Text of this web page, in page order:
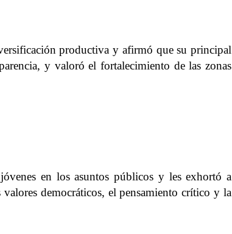
productiva y afirmó que su principal
y valoró el fortalecimiento de las zonas
en los asuntos públicos y les exhortó a
democráticos, el pensamiento crítico y la